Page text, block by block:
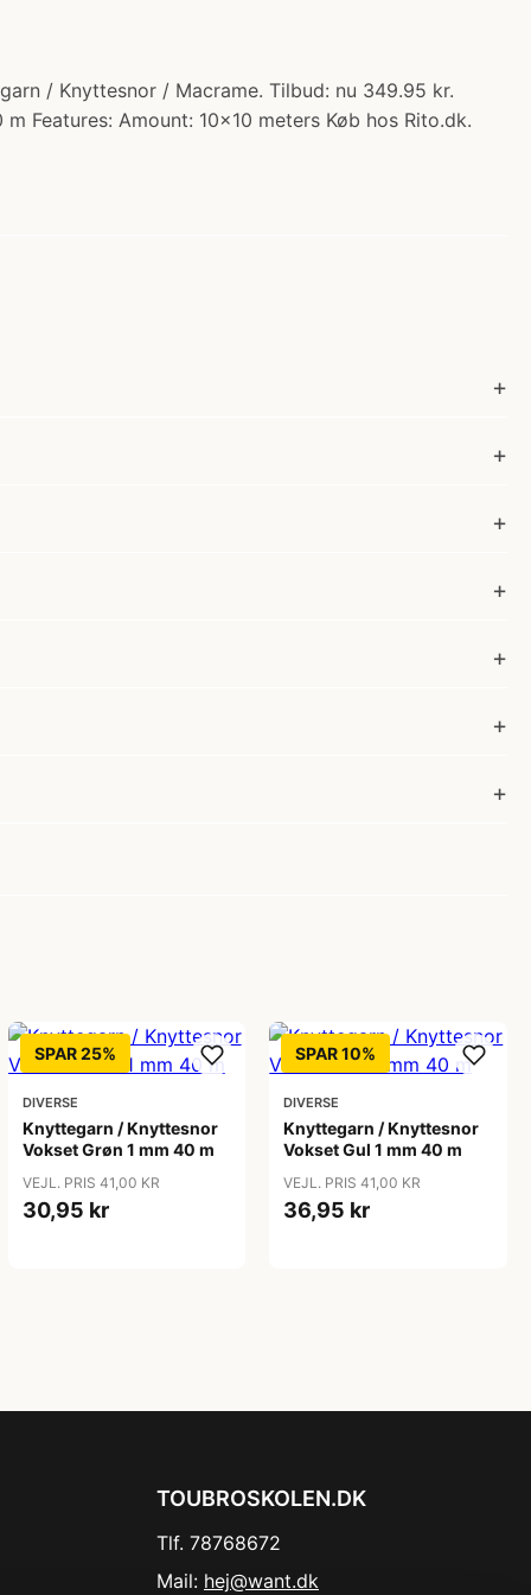
/ Knyttesnor / Macrame. Tilbud: nu 349.95 kr.
Features: Amount: 10x10 meters Køb hos Rito.dk.
SPAR 25%
DIVERSE
Knyttegarn / Knyttesnor
Vokset Grøn 1 mm 40 m
VEJL. PRIS 41,00 KR
30,95 kr
SPAR 10%
DIVERSE
Knyttegarn / Knyttesnor
Vokset Gul 1 mm 40 m
VEJL. PRIS 41,00 KR
36,95 kr
TOUBROSKOLEN.DK
Tlf. 78768672
Mail: hej@want.dk